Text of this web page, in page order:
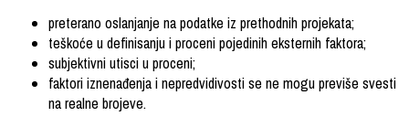
preterano oslanjanje na podatke iz prethodnih projekata;
teškoće u definisanju i proceni pojedinih eksternih faktora;
subjektivni utisci u proceni;
faktori iznenađenja i nepredvidivosti se ne mogu previše svesti
na realne brojeve.